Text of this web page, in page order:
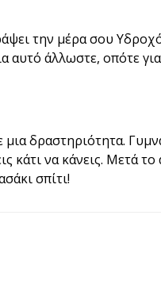
την μέρα σου
αυτό άλλωστε, οπότε
μια δραστηριότητα.
κάτι να κάνεις. Μετά
σπίτι!